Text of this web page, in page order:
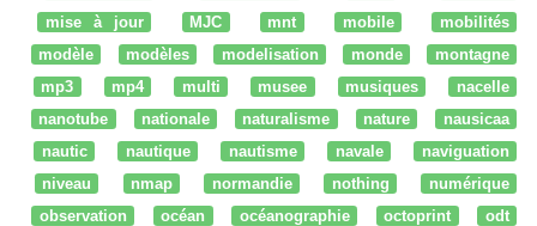
mise à jour
MJC mnt mobile
mobilités
modèle
modèles modelisation monde
montagne
mp3
mp4 multi musee musiques
nacelle
nanotube
nationale naturalisme nature
nausicaa
nautic
nautique nautisme navale
naviguation
niveau
nmap normandie nothing
numérique
observation
océan océanographie octoprint
odt